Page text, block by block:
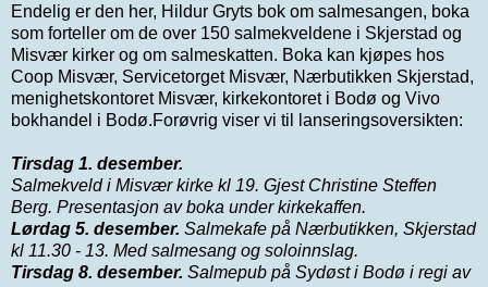
Endelig er den her, Hildur Gryts bok om salmesangen, boka
som forteller om de over 150 salmekveldene i Skjerstad og
Misvær kirker og om salmeskatten. Boka kan kjøpes hos
Coop Misvær, Servicetorget Misvær, Nærbutikken Skjerstad,
menighetskontoret Misvær, kirkekontoret i Bodø og Vivo
bokhandel i Bodø.Forøvrig viser vi til lanseringsoversikten:
Tirsdag 1. desember.
Salmekveld i Misvær kirke kl 19. Gjest Christine Steffen
Berg. Presentasjon av boka under kirkekaffen.
Lørdag 5. desember. Salmekafe på Nærbutikken, Skjerstad
kl 11.30 - 13. Med salmesang og soloinnslag.
Tirsdag 8. desember. Salmepub på Sydøst i Bodø i regi av